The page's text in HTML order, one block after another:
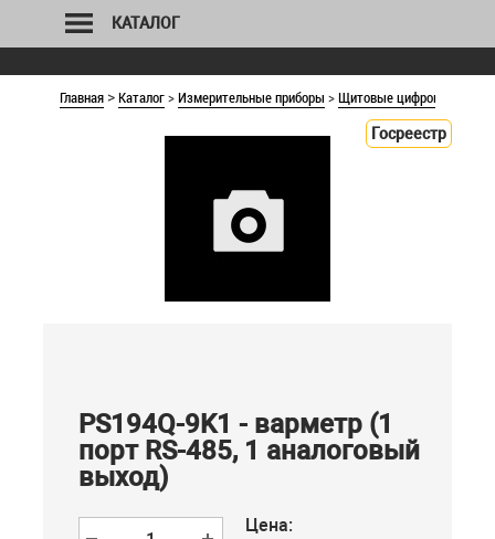
КАТАЛОГ
Главная >Каталог>Измерительные приборы >Щитовые цифровые
Госреестр
PS194Q-9K1 - варметр (1
порт RS-485, 1 аналоговый
выход)
Цена: